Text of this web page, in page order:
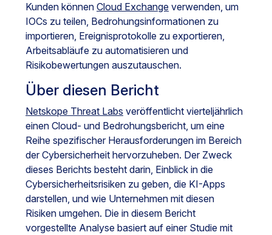
Kunden können Cloud Exchange verwenden, um
IOCs zu teilen, Bedrohungsinformationen zu
importieren, Ereignisprotokolle zu exportieren,
Arbeitsabläufe zu automatisieren und
Risikobewertungen auszutauschen.
Über diesen Bericht
Netskope Threat Labs veröffentlicht vierteljährlich
einen Cloud- und Bedrohungsbericht, um eine
Reihe spezifischer Herausforderungen im Bereich
der Cybersicherheit hervorzuheben. Der Zweck
dieses Berichts besteht darin, Einblick in die
Cybersicherheitsrisiken zu geben, die KI-Apps
darstellen, und wie Unternehmen mit diesen
Risiken umgehen. Die in diesem Bericht
vorgestellte Analyse basiert auf einer Studie mit